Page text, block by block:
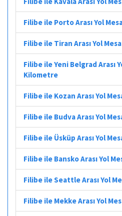
Filibe ile Porto Arası Yol
Filibe ile Tiran Arası Yol
Filibe ile Yeni Belgrad Arası
Kilometre
Filibe ile Kozan Arası Yol
Filibe ile Budva Arası Yol
Filibe ile Üsküp Arası Yol
Filibe ile Bansko Arası Yol
Filibe ile Seattle Arası Yol
Filibe ile Mekke Arası Yol